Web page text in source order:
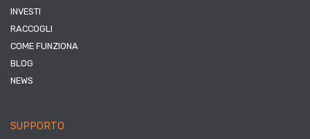
INVESTI
RACCOGLI
COME FUNZIONA
BLOG
NEWS
SUPPORTO